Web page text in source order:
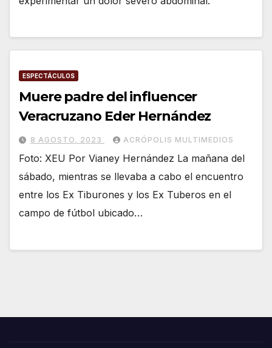
ESPECTÁCULOS
Muere padre del influencer
Veracruzano Eder Hernández
8 AGOSTO, 2023 ACRÓPOLIS MULTIMEDIOS
Foto: XEU Por Vianey Hernández La mañana del
sábado, mientras se llevaba a cabo el encuentro
entre los Ex Tiburones y los Ex Tuberos en el
campo de fútbol ubicado…